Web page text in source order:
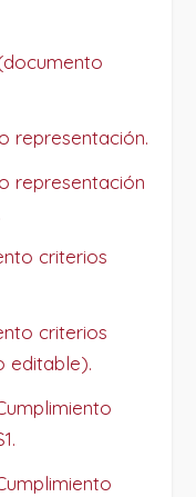
representación.
representación
criterios
criterios
editable).